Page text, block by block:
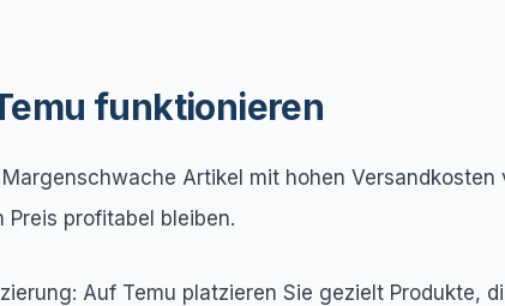
funktionieren
Artikel mit hohen
profitabel bleiben.
Auf Temu platzieren Sie gezielt